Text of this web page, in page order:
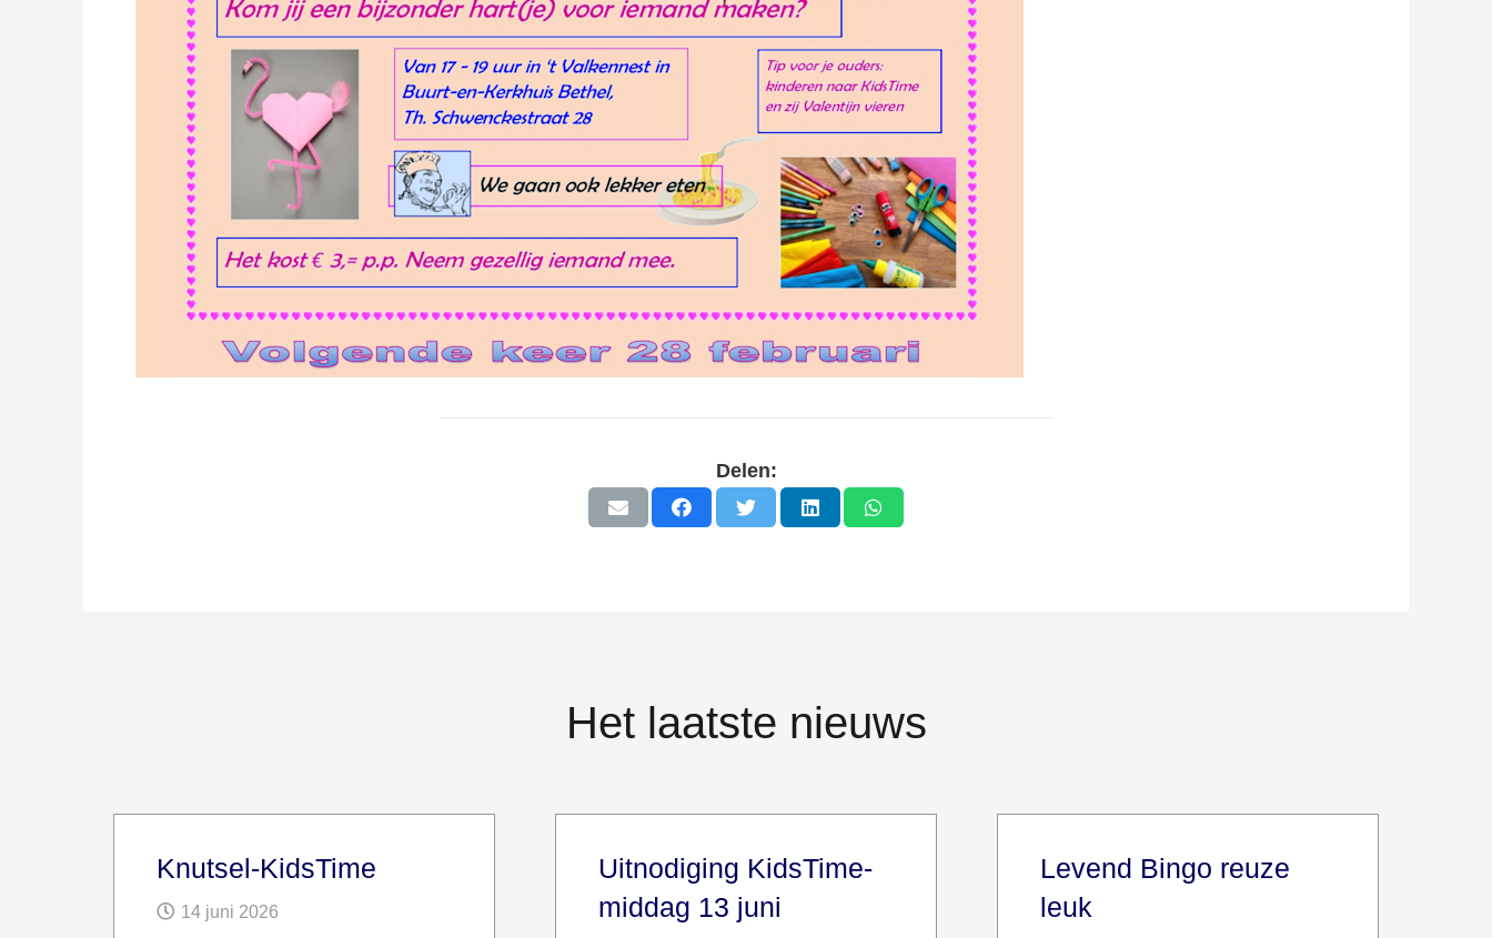
Delen:
Het laatste nieuws
Knutsel-KidsTime
14 juni 2026
Uitnodiging KidsTime-
middag 13 juni
Levend Bingo reuze
leuk